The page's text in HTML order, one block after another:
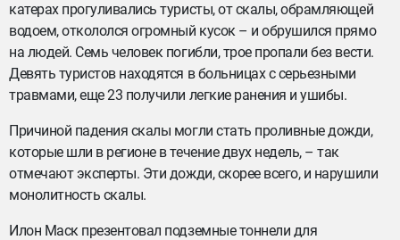
катерах прогуливались туристы, от скалы, обрамляющей
водоем, откололся огромный кусок – и обрушился прямо
на людей. Семь человек погибли, трое пропали без вести.
Девять туристов находятся в больницах с серьезными
травмами, еще 23 получили легкие ранения и ушибы.
Причиной падения скалы могли стать проливные дожди,
которые шли в регионе в течение двух недель, – так
отмечают эксперты. Эти дожди, скорее всего, и нарушили
монолитность скалы.
Илон Маск презентовал подземные тоннели для